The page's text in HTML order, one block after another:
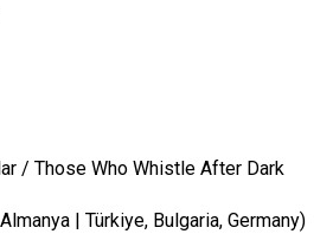
/ Those Who Whistle After Dark
| Türkiye, Bulgaria, Germany)